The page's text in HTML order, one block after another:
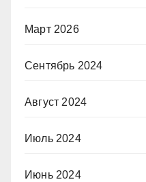
Март 2026
Сентябрь 2024
Август 2024
Июль 2024
Июнь 2024